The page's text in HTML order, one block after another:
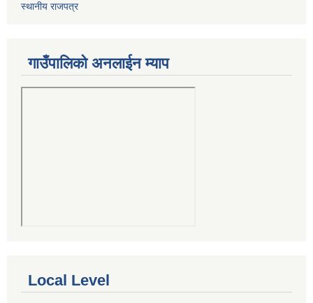
स्थानीय राजपत्र
गाउँपालिको अनलाईन म्याप
Local Level